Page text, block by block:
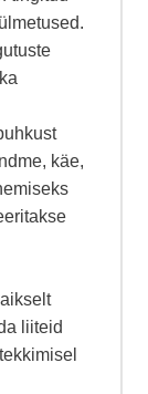
käe,
liiteid